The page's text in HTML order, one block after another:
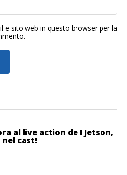
e sito web in questo browser per la
al live action de I Jetson,
nel cast!